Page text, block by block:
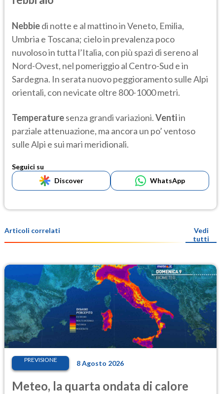
Nebbiedi notte e al mattino in Veneto, Emilia,
Umbria e Toscana; cielo in prevalenza poco
nuvoloso in tutta l’Italia, con più spazi di sereno al
Nord-Ovest, nel pomeriggio al Centro-Sud e in
Sardegna. In serata nuovo peggioramento sulle Alpi
orientali, con nevicate oltre 800-1000 metri.
Temperaturesenza grandi variazioni.Ventiin
parziale attenuazione, ma ancora un po’ ventoso
sulle Alpi e sui mari meridionali.
Seguici su
Discover
WhatsApp
Articoli correlati
Vedi
tutti
PREVISIONE 8 Agosto 2026
Meteo, la quarta ondata di calore